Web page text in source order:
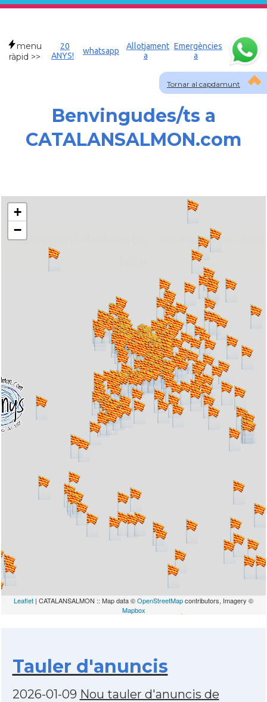
Tornar al capdamunt
menu
ràpid >>
20
ANYS!
whatsapp
Allotjament
a
Emergències
a
Benvingudes/ts a
CATALANSALMON.com
... carregant 484 webs... un moment si us
+
−
Leaflet | CATALANSALMON :: Map data ©OpenStreetMapcontributors, Imagery ©
Mapbox
Tauler d'anuncis
2026-01-09 Nou tauler d'anuncis de